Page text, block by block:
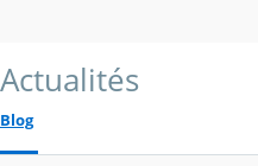
Actualités
Blog